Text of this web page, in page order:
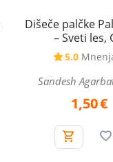
Dišeče palčke
– Sveti les,
5.0
Sandesh
1,50€